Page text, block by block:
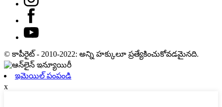
© కాపీరైట్ - 2010-2022: అన్ని హక్కులూ ప్రత్యేకించుకోవడమైనది.
ఇమెయిల్ పంపండి
x